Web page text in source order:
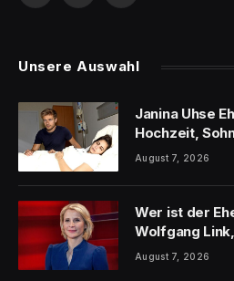
Unsere Auswahl
Janina Uhse
Hochzeit,
August 7, 2026
Wer ist der
Wolfgang
August 7, 2026